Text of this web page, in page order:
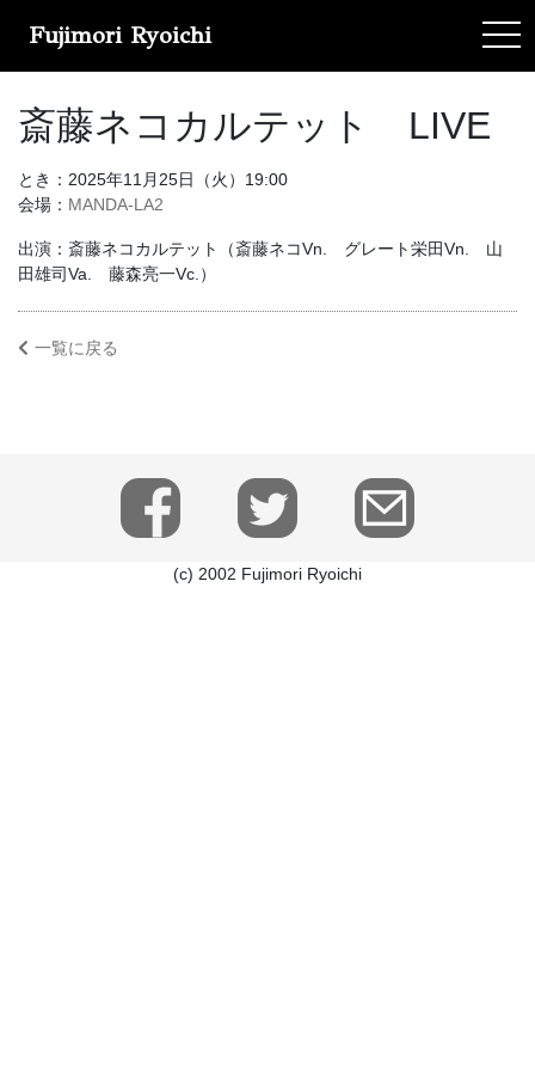
Fujimori Ryoichi
斎藤ネコカルテット LIVE
とき：2025年11月25日（火）19:00
会場： MANDA-LA2
出演：斎藤ネコカルテット（斎藤ネコVn. グレート栄田Vn. 山
田雄司Va. 藤森亮一Vc.）
一覧に戻る
(c) 2002 Fujimori Ryoichi